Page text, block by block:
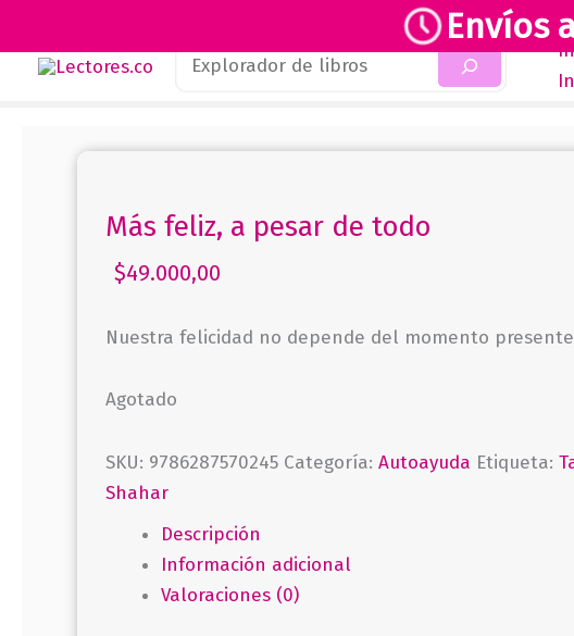
Envíos
Buscar
Más feliz, a pesar de todo
$49.000,00
Nuestra felicidad no depende del momento
Agotado
SKU: 9786287570245 Categoría: Autoayuda Etiqueta:
Shahar
Descripción
Información adicional
Valoraciones (0)